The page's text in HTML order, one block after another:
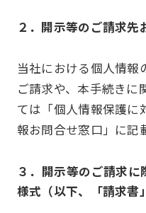
２．開示等のご請求先
当社における個人情報
ご請求や、本手続きに
ては「個人情報保護
報お問合せ窓口」に記
３．開示等のご請求に
様式（以下、「請求書